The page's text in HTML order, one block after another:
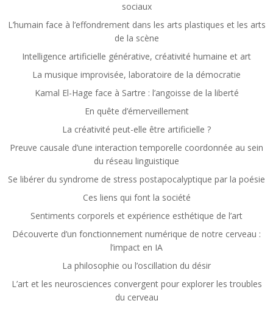
sociaux
L’humain face à l’effondrement dans les arts plastiques et les arts
de la scène
Intelligence artificielle générative, créativité humaine et art
La musique improvisée, laboratoire de la démocratie
Kamal El-Hage face à Sartre : l’angoisse de la liberté
En quête d’émerveillement
La créativité peut-elle être artificielle ?
Preuve causale d’une interaction temporelle coordonnée au sein
du réseau linguistique
Se libérer du syndrome de stress postapocalyptique par la poésie
Ces liens qui font la société
Sentiments corporels et expérience esthétique de l’art
Découverte d’un fonctionnement numérique de notre cerveau :
l’impact en IA
La philosophie ou l’oscillation du désir
L’art et les neurosciences convergent pour explorer les troubles
du cerveau